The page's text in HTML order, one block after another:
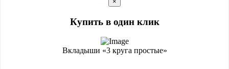
Купить в один клик
Вкладыши «3 круга простые»